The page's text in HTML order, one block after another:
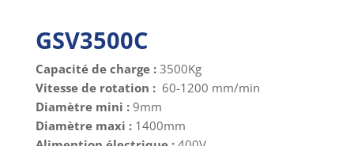
GSV3500C
Capacité de charge :3500Kg
Vitesse de rotation : 60-1200 mm/min
Diamètre mini : 9mm
Diamètre maxi :1400mm